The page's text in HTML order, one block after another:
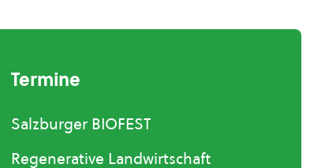
Termine
Salzburger BIOFEST
Regenerative Landwirtschaft